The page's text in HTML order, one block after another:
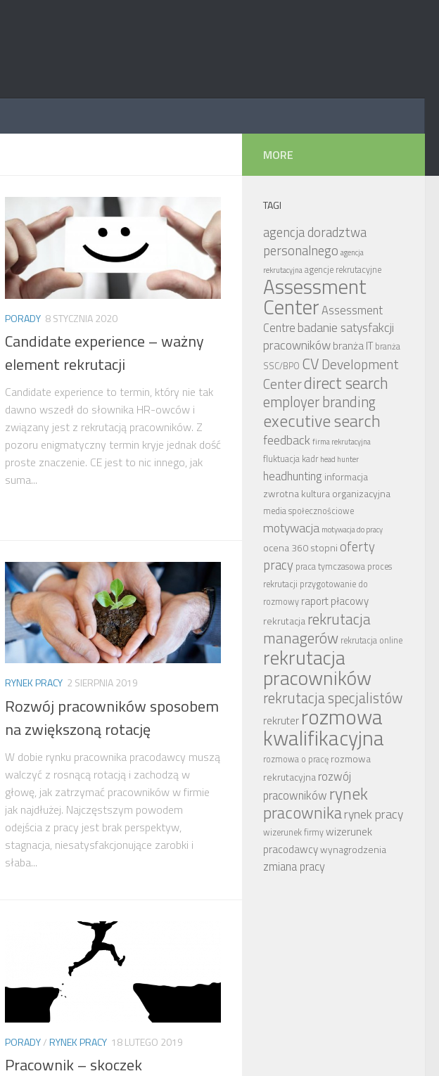
PORADY 8 STYCZNIA 2020
Candidate experience – ważny
element rekrutacji
Candidate experience to termin, który nie tak
dawno wszedł do słownika HR-owców i
związany jest z rekrutacją pracowników. Z
pozoru enigmatyczny termin kryje jednak dość
proste znaczenie. CE jest to nic innego, jak
suma...
RYNEK PRACY 2 SIERPNIA 2019
Rozwój pracowników sposobem
na zwiększoną rotację
W dobie rynku pracownika pracodawcy muszą
walczyć z rosnącą rotacją i zachodzą w
głowę, jak zatrzymać pracowników w firmie
jak najdłużej. Najczęstszym powodem
odejścia z pracy jest brak perspektyw,
stagnacja, niesatysfakcjonujące zarobki i
słaba...
PORADY/RYNEK PRACY 18 LUTEGO 2019
Pracownik – skoczek
MORE
TAGI
agencja doradztwa
personalnego agencja
rekrutacyjnaagencje rekrutacyjne
Assessment
CenterAssessment
Centre badanie satysfakcji
pracownikówbranża IT branża
SSC/BPO CV Development
Centerdirect search
employer branding
executive search
feedback firma rekrutacyjna
fluktuacja kadr head hunter
headhunting informacja
zwrotnakultura organizacyjna
media społecznościowe
motywacja motywacja do pracy
ocena 360 stopni oferty
pracy praca tymczasowa proces
rekrutacji przygotowanie do
rozmowy raport płacowy
rekrutacjarekrutacja
managerów rekrutacja online
rekrutacja
pracowników
rekrutacja specjalistów
rekruter rozmowa
kwalifikacyjna
rozmowa o pracę rozmowa
rekrutacyjnarozwój
pracowników rynek
pracownikarynek pracy
wizerunek firmywizerunek
pracodawcywynagrodzenia
zmiana pracy